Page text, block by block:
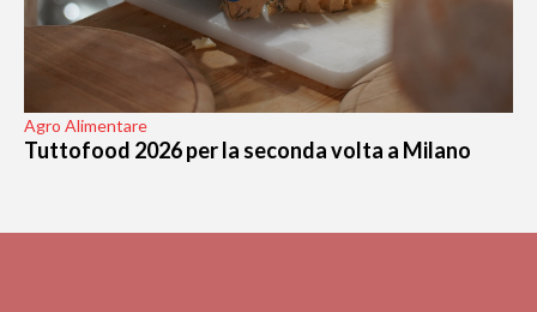
Agro Alimentare
Tuttofood 2026 per la seconda volta a Milano